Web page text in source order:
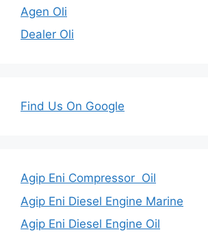
Agen Oli
Dealer Oli
Find Us On Google
Agip Eni Compressor Oil
Agip Eni Diesel Engine Marine
Agip Eni Diesel Engine Oil